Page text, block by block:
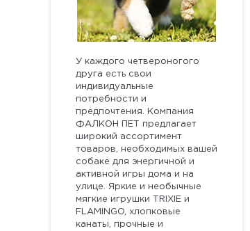
У каждого четвероногого
друга есть свои
индивидуальные
потребности и
предпочтения. Компания
ФАЛКОН ПЕТ предлагает
широкий ассортимент
товаров, необходимых вашей
собаке для энергичной и
активной игры дома и на
улице. Яркие и необычные
мягкие игрушки TRIXIE и
FLAMINGO, хлопковые
канаты, прочные и